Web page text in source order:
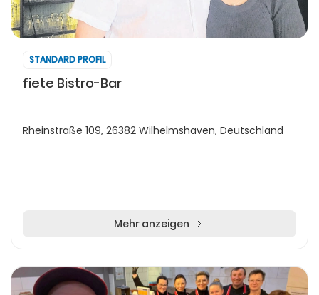
STANDARD PROFIL
fiete Bistro-Bar
Rheinstraße 109, 26382 Wilhelmshaven, Deutschland
Mehr anzeigen